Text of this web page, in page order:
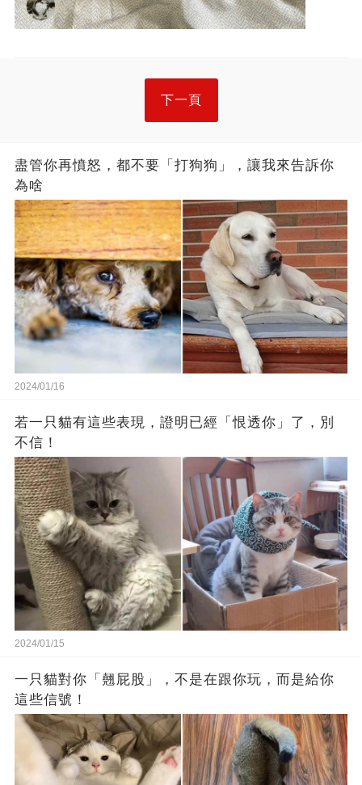
下一頁
盡管你再憤怒，都不要「打狗狗」，讓我來告訴你
為啥
2024/01/16
若一只貓有這些表現，證明已經「恨透你」了，別
不信！
2024/01/15
一只貓對你「翹屁股」，不是在跟你玩，而是給你
這些信號！